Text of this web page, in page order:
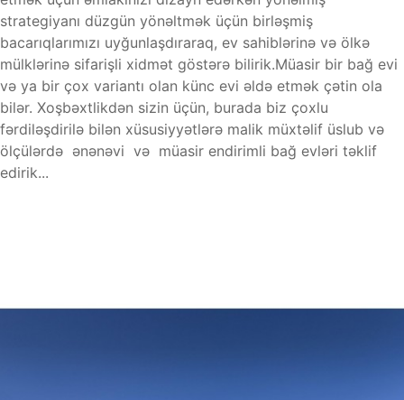
strategiyanı düzgün yönəltmək üçün birləşmiş
bacarıqlarımızı uyğunlaşdıraraq, ev sahiblərinə və ölkə
mülklərinə sifarişli xidmət göstərə bilirik.Müasir bir bağ evi
və ya bir çox variantı olan künc evi əldə etmək çətin ola
bilər. Xoşbəxtlikdən sizin üçün, burada biz çoxlu
fərdiləşdirilə bilən xüsusiyyətlərə malik müxtəlif üslub və
ölçülərdə ənənəvi və müasir endirimli bağ evləri təklif
edirik...